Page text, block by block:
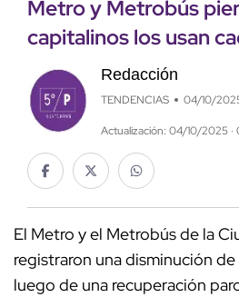
Metro y Metrobús
capitalinos los usan
Redacción
TENDENCIAS 04/10/
Actualización: 04/10/2025 ·
El Metro y el Metrobús de la
registraron una disminución
luego de una recuperación